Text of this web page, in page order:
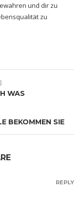
und dir zu
zu
WAS
BEKOMMEN SIE
REPLY